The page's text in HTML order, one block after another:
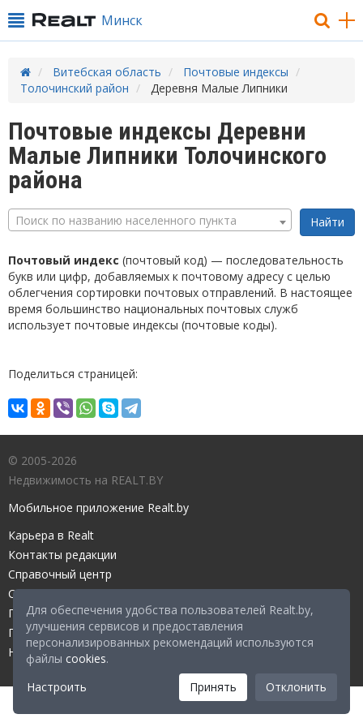
Для обеспечения удобства пользователей Realt.by,
улучшения сервисов и предоставления
персонализированных рекомендаций используются
файлы cookies.
Настроить
Принять Отклонить
Минск
Витебская область
Почтовые индексы
Толочинский район
Деревня Малые Липники
Почтовые индексы Деревни
Малые Липники Толочинского
района
Поиск по названию населенного пункта
Почтовый индекс (почтовый код) — последовательность
букв или цифр, добавляемых к почтовому адресу с целью
облегчения сортировки почтовых отправлений. В настоящее
время большинство национальных почтовых служб
использует почтовые индексы (почтовые коды).
Поделиться страницей:
© 2005-2026
Недвижимость на REALT.BY
Мобильное приложение Realt.by
Карьера в Realt
Контакты редакции
Справочный центр
Служба поддержки
Прейскурант
Правовые документы
Настройка файлов cookies